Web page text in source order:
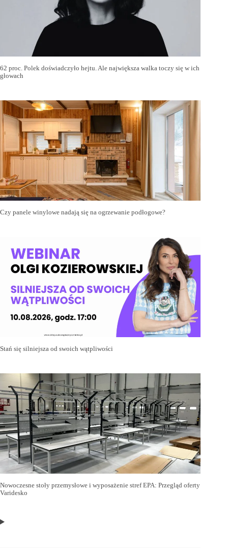
62 proc. Polek doświadczyło hejtu. Ale największa walka toczy się w ich
głowach
Czy panele winylowe nadają się na ogrzewanie podłogowe?
Stań się silniejsza od swoich wątpliwości
Nowoczesne stoły przemysłowe i wyposażenie stref EPA: Przegląd oferty
Varidesko